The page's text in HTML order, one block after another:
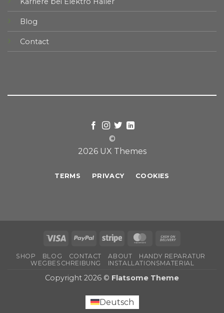
Blog
Contact
©
2026 UX Themes
TERMS PRIVACY COOKIES
Visa PayPal Stripe MasterCard
Delivery
SHOP BLOG CONTACT ABOUT
HANDY REPARATUR
WEGBESCHREIBUNG
INSTALLATIONSMATERIAL
Copyright 2026 © Flatsome Theme
Deutsch